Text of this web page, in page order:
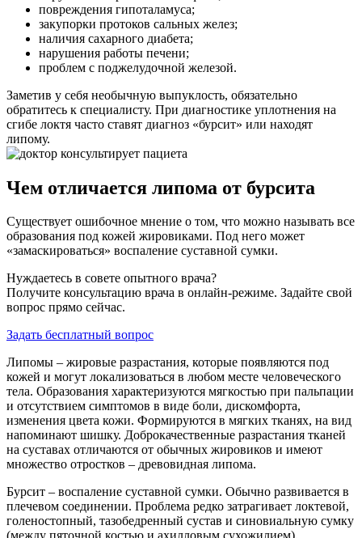
повреждения гипоталамуса;
закупорки протоков сальных желез;
наличия сахарного диабета;
нарушения работы печени;
проблем с поджелудочной железой.
Заметив у себя необычную выпуклость, обязательно
обратитесь к специалисту. При диагностике уплотнения на
сгибе локтя часто ставят диагноз «бурсит» или находят
липому.
Чем отличается липома от бурсита
Существует ошибочное мнение о том, что можно называть все
образования под кожей жировиками. Под него может
«замаскироваться» воспаление суставной сумки.
Нуждаетесь в совете опытного врача?
Получите консультацию врача в онлайн-режиме. Задайте свой
вопрос прямо сейчас.
Задать бесплатный вопрос
Липомы – жировые разрастания, которые появляются под
кожей и могут локализоваться в любом месте человеческого
тела. Образования характеризуются мягкостью при пальпации
и отсутствием симптомов в виде боли, дискомфорта,
изменения цвета кожи. Формируются в мягких тканях, на вид
напоминают шишку. Доброкачественные разрастания тканей
на суставах отличаются от обычных жировиков и имеют
множество отростков – древовидная липома.
Бурсит – воспаление суставной сумки. Обычно развивается в
плечевом соединении. Проблема редко затрагивает локтевой,
голеностопный, тазобедренный сустав и синовиальную сумку